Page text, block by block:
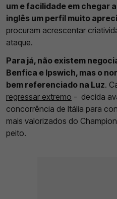
um e facilidade em chegar
inglês um perfil muito
procuram acrescentar
ataque.
Para já, não existem
Benfica e Ipswich, mas o
bem referenciado na Luz.
regressar extremo - decida
concorrência de Itália para
mais valorizados do
peito.